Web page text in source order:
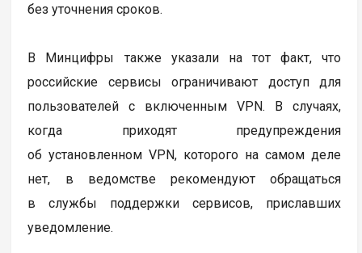
без уточнения сроков.
В Минцифры также указали на тот факт, что
российские сервисы ограничивают доступ для
пользователей с включенным VPN. В случаях,
когда приходят предупреждения
об установленном VPN, которого на самом деле
нет, в ведомстве рекомендуют обращаться
в службы поддержки сервисов, приславших
уведомление.